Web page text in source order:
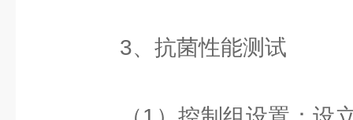
3、抗菌性能测试